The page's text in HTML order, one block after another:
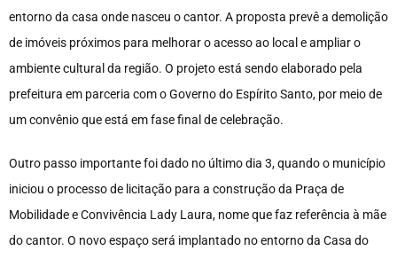
entorno da casa onde nasceu o cantor. A proposta prevê a demolição
de imóveis próximos para melhorar o acesso ao local e ampliar o
ambiente cultural da região. O projeto está sendo elaborado pela
prefeitura em parceria com o Governo do Espírito Santo, por meio de
um convênio que está em fase final de celebração.
Outro passo importante foi dado no último dia 3, quando o município
iniciou o processo de licitação para a construção da Praça de
Mobilidade e Convivência Lady Laura, nome que faz referência à mãe
do cantor. O novo espaço será implantado no entorno da Casa do